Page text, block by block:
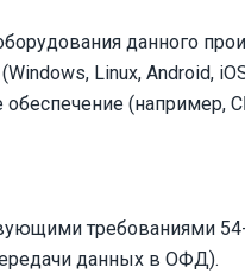
данного
Linux, Android,
(например,
требованиями
данных в ОФД).